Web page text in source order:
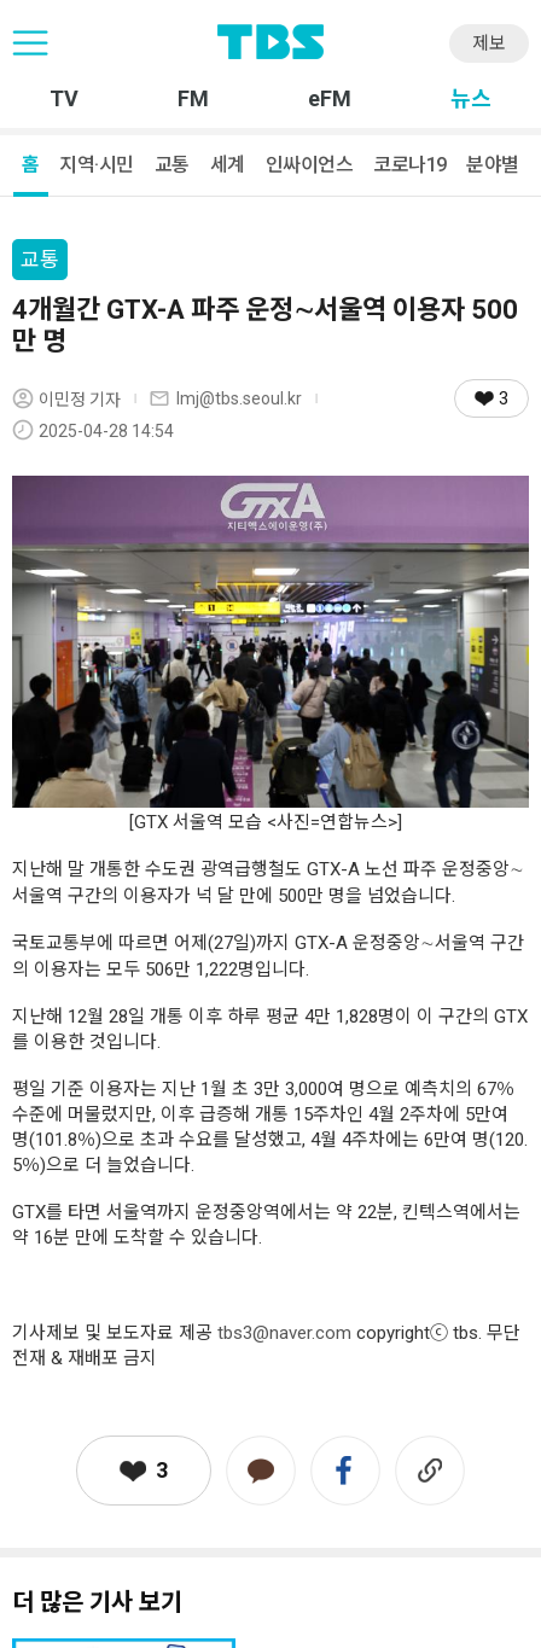
제보
TV FM eFM 뉴스
홈 지역·시민 교통 세계 인싸이언스 코로나19 분야별
교통
4개월간 GTX-A 파주 운정∼서울역 이용자 500
만 명
이민정 기자
lmj@tbs.seoul.kr
2025-04-28 14:54
3
[GTX 서울역 모습 <사진=연합뉴스>]
지난해 말 개통한 수도권 광역급행철도 GTX-A 노선 파주 운정중앙∼
서울역 구간의 이용자가 넉 달 만에 500만 명을 넘었습니다.
국토교통부에 따르면 어제(27일)까지 GTX-A 운정중앙∼서울역 구간
의 이용자는 모두 506만 1,222명입니다.
지난해 12월 28일 개통 이후 하루 평균 4만 1,828명이 이 구간의 GTX
를 이용한 것입니다.
평일 기준 이용자는 지난 1월 초 3만 3,000여 명으로 예측치의 67％
수준에 머물렀지만, 이후 급증해 개통 15주차인 4월 2주차에 5만여
명(101.8％)으로 초과 수요를 달성했고, 4월 4주차에는 6만여 명(120.
5％)으로 더 늘었습니다.
GTX를 타면 서울역까지 운정중앙역에서는 약 22분, 킨텍스역에서는
약 16분 만에 도착할 수 있습니다.
기사제보 및 보도자료 제공 tbs3@naver.com copyrightⓒ tbs. 무단
전재 & 재배포 금지
3
더 많은 기사 보기